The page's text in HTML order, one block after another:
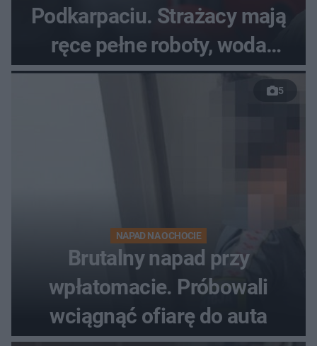
Podkarpaciu. Strażacy mają
ręce pełne roboty, woda
zalewa posesje i budynki
5
NAPAD NA OCHOCIE
Brutalny napad przy
wpłatomacie. Próbowali
wciągnąć ofiarę do auta